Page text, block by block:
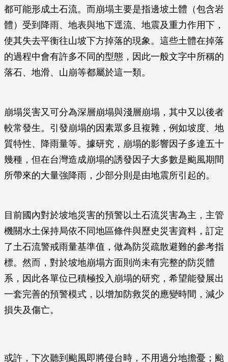
都可能形成土石流。而崩塌主要是指邊坡土體（包含岩
體）受到降雨、地表與地下逕流、地震及重力作用下，
使其失去平衡往山坡下方掉落的現象。這些土體在掉落
的過程中會有許多不同的型態，因此一般文字中所稱的
落石、地滑、山崩等都屬於這一類。
崩塌災害又可分為深層崩塌與淺層崩塌，其中又以後者
較常發生。引發崩塌的因素眾多且複雜，例如坡度、地
質特性、降雨量等。據研究，崩塌的影響因子多達五十
幾種，但在台灣造成崩塌的誘發因子大多數是颱風期間
所帶來的大量強降雨，少部分則是由地震所引起的。
目前國內對於坡地災害的預警以土石流災害為主，主管
機關水土保持局依不同地區條件與歷史災害資料，訂定
了土石流警戒雨量基準值，做為防災疏散避難的參考指
標。然而，對於坡地崩塌方面則尚未有完整的防災體
系，因此各單位已積極投入崩塌的研究，希望能發展出
一套完善的預警模式，以增加防救災的應變時間，減少
損失及傷亡。
或許，下次聽到颱風即將侵台時，不用過分地擔憂；颱